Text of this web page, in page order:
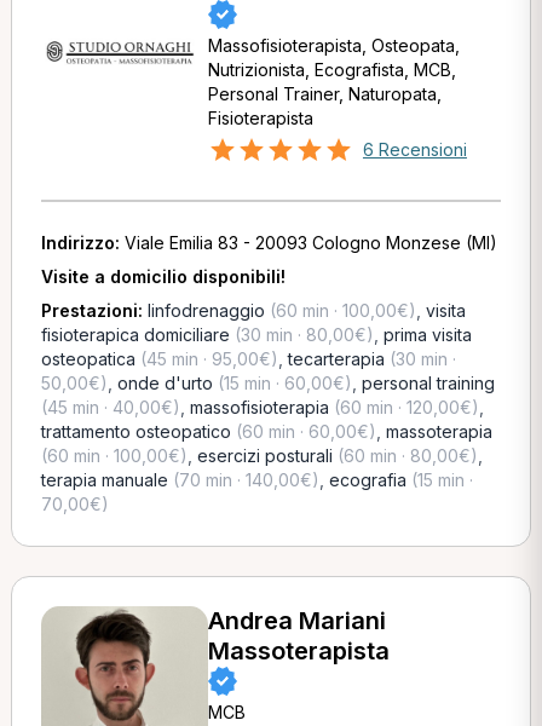
Massofisioterapista, Osteopata,
Nutrizionista, Ecografista, MCB,
Personal Trainer, Naturopata,
Fisioterapista
6 Recensioni
Indirizzo: Viale Emilia 83 - 20093 Cologno Monzese (MI)
Visite a domicilio disponibili!
Prestazioni: linfodrenaggio (60 min · 100,00€) visita
fisioterapica domiciliare (30 min · 80,00€) prima visita
osteopatica (45 min · 95,00€) ,tecarterapia (30 min ·
50,00€) onde d'urto (15 min · 60,00€) personal training
(45 min · 40,00€) massofisioterapia (60 min · 120,00€)
trattamento osteopatico (60 min · 60,00€) massoterapia
(60 min · 100,00€) esercizi posturali (60 min · 80,00€)
terapia manuale (70 min · 140,00€) ecografia (15 min ·
70,00€)
Andrea Mariani
Massoterapista
MCB